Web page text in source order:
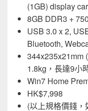
(1GB) display
8GB DDR3 +
USB 3.0 x 2,
Bluetooth,
344x235x21mm
1.8kg，長達9小
Win7 Home
HK$7,998
(以上規格價錢